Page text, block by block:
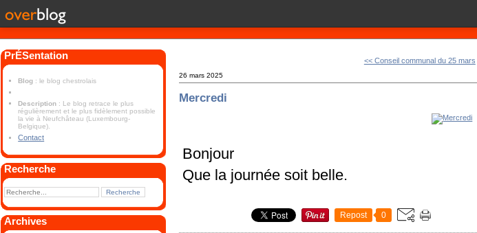
PrÉSentation
Blog : le blog chestrolais
Description : Le blog retrace le plus
régulièrement et le plus fidèlement possible
la vie à Neufchâteau (Luxembourg-
Belgique).
Contact
Recherche
Archives
<< Conseil communal du 25 mars
26 mars 2025
Mercredi
Bonjour
Que la journée soit belle.
Repost 0